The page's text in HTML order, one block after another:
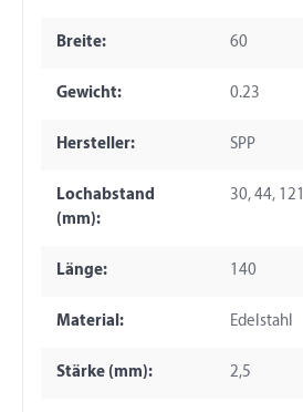
Breite: 60
Gewicht: 0.23
Hersteller: SPP
Lochabstand
(mm):
30, 44, 121
Länge: 140
Material: Edelstahl
Stärke (mm): 2,5